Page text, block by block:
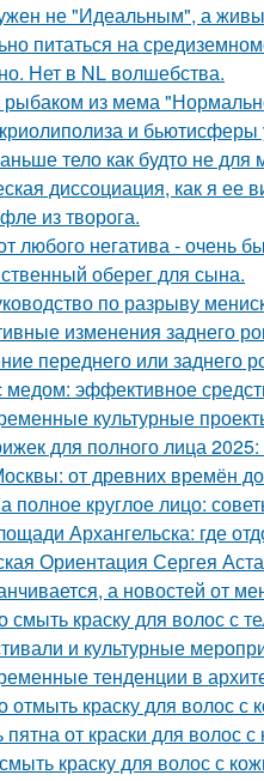
не "Идеальным", а
питаться на
Нет в NL волшебства.
рыбаком из мема
и бьютисферы
тело как будто не для
диссоциация, как я ее
из творога.
любого негатива - очень
оберег для сына.
по разрыву
изменения заднего
переднего или заднего
эффективное
культурные
для полного лица
от древних времён
полное круглое лицо:
Архангельска: где
Ориентация Сергея
а новостей от
смыть краску для волос с
и культурные
тенденции в
отмыть краску для волос
пятна от краски для
краску для волос с